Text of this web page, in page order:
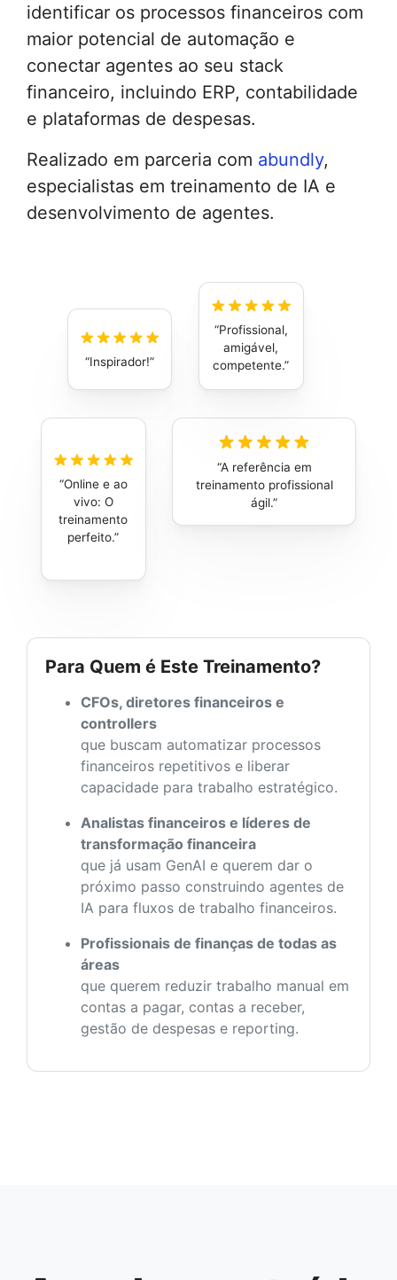
identificar os processos financeiros com
maior potencial de automação e
conectar agentes ao seu stack
financeiro, incluindo ERP, contabilidade
e plataformas de despesas.
Realizado em parceria com abundly,
especialistas em treinamento de IA e
desenvolvimento de agentes.
Inspirador!
Online e ao
vivo: O
treinamento
perfeito.
A referência em
treinamento profissional
ágil.
Profissional,
amigável,
competente.
Para Quem é Este Treinamento?
CFOs, diretores financeiros e
controllers
que buscam automatizar processos
financeiros repetitivos e liberar
capacidade para trabalho estratégico.
Analistas financeiros e líderes de
transformação financeira
que já usam GenAI e querem dar o
próximo passo construindo agentes de
IA para fluxos de trabalho financeiros.
Profissionais de finanças de todas as
áreas
que querem reduzir trabalho manual em
contas a pagar, contas a receber,
gestão de despesas e reporting.